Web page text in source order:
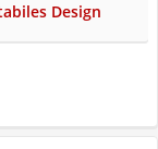
Design